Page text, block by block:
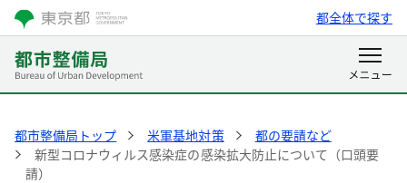
都全体で探す
都市整備局トップ 米軍基地対策
都の要請など
新型コロナウィルス感染症の感染拡大防止について（口頭要
請）